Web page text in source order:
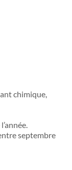
chimique,
septembre